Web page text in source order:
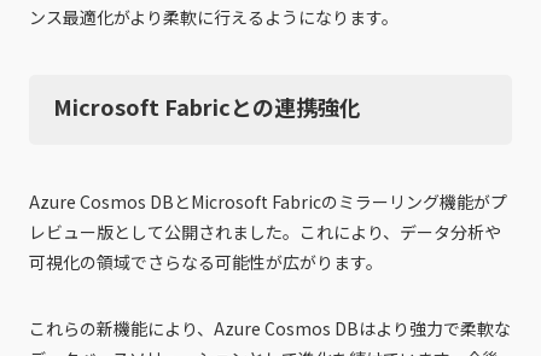
ンス最適化がより柔軟に行えるようになります。
Microsoft Fabricとの連携強化
Azure Cosmos DBとMicrosoft Fabricのミラーリング機能がプ
レビュー版として公開されました。これにより、データ分析や
可視化の領域でさらなる可能性が広がります。
これらの新機能により、Azure Cosmos DBはより強力で柔軟な